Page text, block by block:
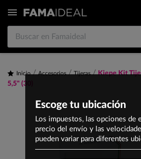

Inicio Accesorios Tijeras
Kiepe Kit
5,5" (30)
Escoge tu ubicación
Los impuestos, las opciones de
precio del envío y las
pueden variar para diferentes